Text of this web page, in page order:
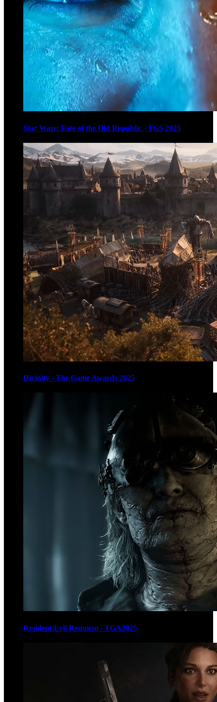
Star Wars: Fate of the Old Republic - TGS 2025
Divinity - The Game Awards 2025
Resident Evil Requiem - TGA2025